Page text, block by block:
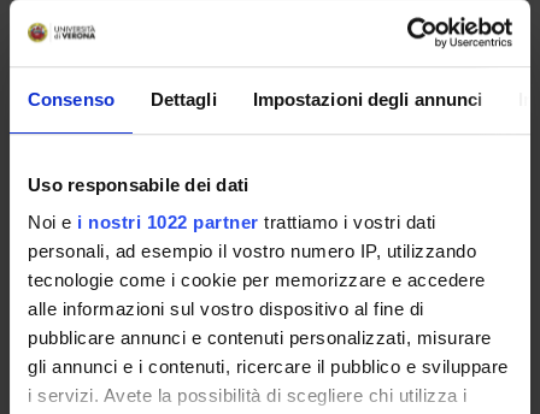
Consenso Dettagli Impostazioni degli annunci
Uso responsabile dei dati
Noi e i nostri 1022 partner trattiamo i vostri dati
personali, ad esempio il vostro numero IP, utilizzando
tecnologie come i cookie per memorizzare e accedere
alle informazioni sul vostro dispositivo al fine di
pubblicare annunci e contenuti personalizzati, misurare
gli annunci e i contenuti, ricercare il pubblico e sviluppare
i servizi. Avete la possibilità di scegliere chi utilizza i
Orario Lezioni
INFERMIERISTICA CLINICA NEI
SERVIZI DI EMERGENZA
Crediti
1
Periodo
1 SEMESTRE PROFESSIONI SANITARIE
Docenti